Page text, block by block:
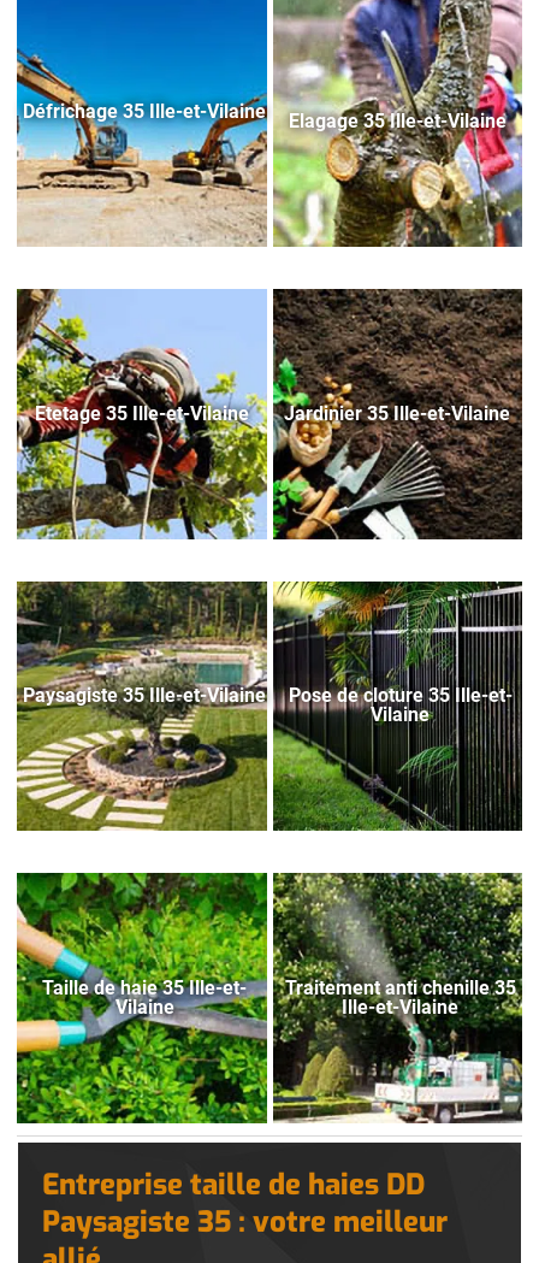
Défrichage 35 Ille-et-Vilaine Elagage 35 Ille-et-Vilaine
Etetage 35 Ille-et-Vilaine Jardinier 35 Ille-et-Vilaine
Paysagiste 35 Ille-et-Vilaine
Pose de cloture 35 Ille-et-
Vilaine
Taille de haie 35 Ille-et-
Vilaine
Traitement anti chenille 35
Ille-et-Vilaine
Entreprise taille de haies DD
Paysagiste 35 : votre meilleur